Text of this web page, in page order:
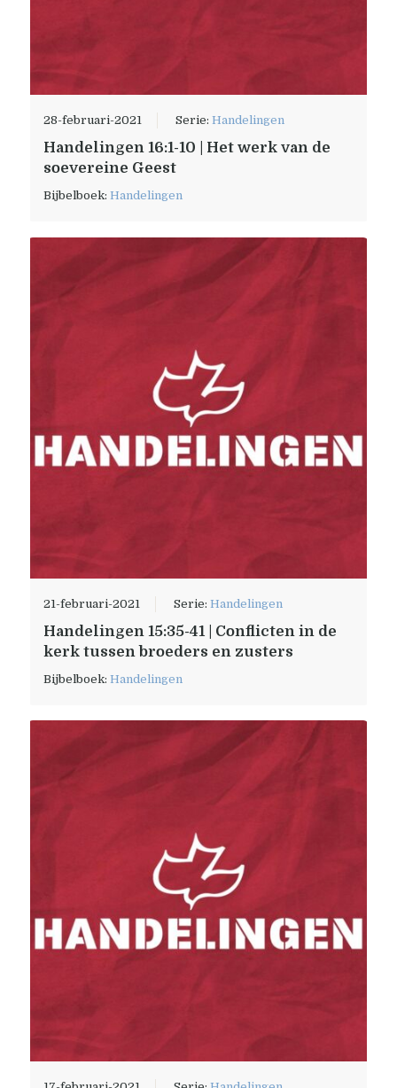
28-februari-2021 Serie:Handelingen
Handelingen 16:1-10 | Het werk van de
soevereine Geest
Bijbelboek:Handelingen
21-februari-2021 Serie:Handelingen
Handelingen 15:35-41 | Conflicten in de
kerk tussen broeders en zusters
Bijbelboek:Handelingen